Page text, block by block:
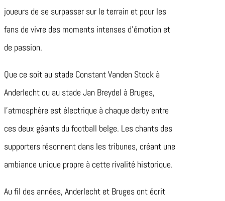
joueurs de se surpasser sur le terrain et pour les
fans de vivre des moments intenses d’émotion et
de passion.
Que ce soit au stade Constant Vanden Stock à
Anderlecht ou au stade Jan Breydel à Bruges,
l’atmosphère est électrique à chaque derby entre
ces deux géants du football belge. Les chants des
supporters résonnent dans les tribunes, créant une
ambiance unique propre à cette rivalité historique.
Au fil des années, Anderlecht et Bruges ont écrit